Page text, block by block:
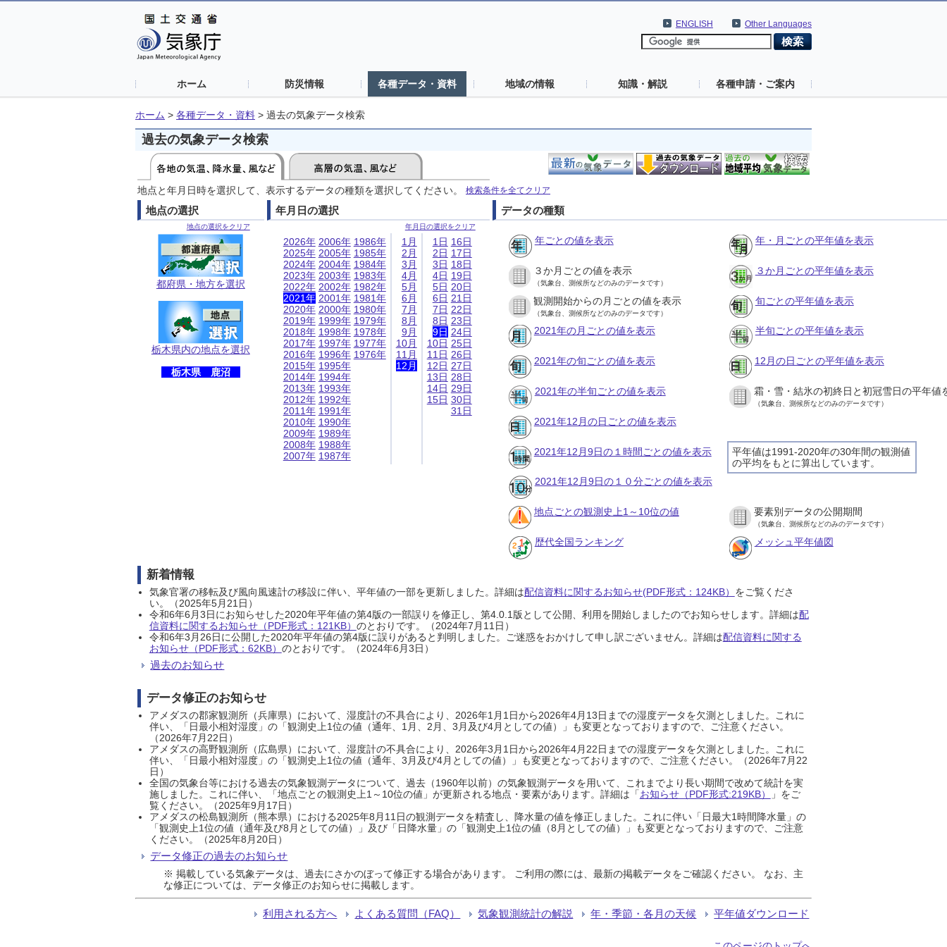
Other Languages
ENGLISH
ホーム 防災情報 各種データ・資料 地域の情報 知識・解説 各種申請・ご案内
ホーム > 各種データ・資料 > 過去の気象データ検索
過去の気象データ検索
地点と年月日時を選択して、表示するデータの種類を選択してください。 検索条件を全てクリア
地点の選択
地点の選択をクリア
都府県・地方を選択
栃木県内の地点を選択
栃木県 鹿沼
年月日の選択
年月日の選択をクリア
2026年
2025年
2024年
2023年
2022年
2021年
2020年
2019年
2018年
2017年
2016年
2015年
2014年
2013年
2012年
2011年
2010年
2009年
2008年
2007年
2006年
2005年
2004年
2003年
2002年
2001年
2000年
1999年
1998年
1997年
1996年
1995年
1994年
1993年
1992年
1991年
1990年
1989年
1988年
1987年
1986年
1985年
1984年
1983年
1982年
1981年
1980年
1979年
1978年
1977年
1976年
1月
2月
3月
4月
5月
6月
7月
8月
9月
10月
11月
12月
1日
2日
3日
4日
5日
6日
7日
8日
9日
10日
11日
12日
13日
14日
15日
16日
17日
18日
19日
20日
21日
22日
23日
24日
25日
26日
27日
28日
29日
30日
31日
データの種類
年ごとの値を表示 年・月ごとの平年値を表示
３か月ごとの値を表示
（気象台、測候所などのみのデータです）
３か月ごとの平年値を表示
観測開始からの月ごとの値を表示
（気象台、測候所などのみのデータです）
旬ごとの平年値を表示
2021年の月ごとの値を表示 半旬ごとの平年値を表示
2021年の旬ごとの値を表示 12月の日ごとの平年値を表示
2021年の半旬ごとの値を表示 霜・雪・結氷の初終日と初冠雪日の平年値
（気象台、測候所などのみのデータです）
2021年12月の日ごとの値を表示
平年値は1991-2020年の30年間の観測値
の平均をもとに算出しています。
2021年12月9日の１時間ごとの値を表示
2021年12月9日の１０分ごとの値を表示
地点ごとの観測史上1～10位の値 要素別データの公開期間
（気象台、測候所などのみのデータです）
歴代全国ランキング メッシュ平年値図
新着情報
気象官署の移転及び風向風速計の移設に伴い、平年値の一部を更新しました。詳細は配信資料に関するお知らせ(PDF形式：124KB） をご覧くださ
い。（2025年5月21日）
令和6年6月3日にお知らせした2020年平年値の第4版の一部誤りを修正し、第4.0.1版として公開、利用を開始しましたのでお知らせします。詳細は配
信資料に関するお知らせ（PDF形式：121KB） のとおりです。（2024年7月11日）
令和6年3月26日に公開した2020年平年値の第4版に誤りがあると判明しました。ご迷惑をおかけして申し訳ございません。詳細は配信資料に関する
お知らせ（PDF形式：62KB） のとおりです。（2024年6月3日）
過去のお知らせ
データ修正のお知らせ
アメダスの郡家観測所（兵庫県）において、湿度計の不具合により、2026年1月1日から2026年4月13日までの湿度データを欠測としました。これに
伴い、「日最小相対湿度」の「観測史上1位の値（通年、1月、2月、3月及び4月としての値）」も変更となっておりますので、ご注意ください。
（2026年7月22日）
アメダスの高野観測所（広島県）において、湿度計の不具合により、2026年3月1日から2026年4月22日までの湿度データを欠測としました。これに
伴い、「日最小相対湿度」の「観測史上1位の値（通年、3月及び4月としての値）」も変更となっておりますので、ご注意ください。（2026年7月22
日）
全国の気象台等における過去の気象観測データについて、過去（1960年以前）の気象観測データを用いて、これまでより長い期間で改めて統計を実
施しました。これに伴い、「地点ごとの観測史上1～10位の値」が更新される地点・要素があります。詳細は「お知らせ（PDF形式:219KB）
」をご
覧ください。（2025年9月17日）
アメダスの松島観測所（熊本県）における2025年8月11日の観測データを精査し、降水量の値を修正しました。これに伴い「日最大1時間降水量」の
「観測史上1位の値（通年及び8月としての値）」及び「日降水量」の「観測史上1位の値（8月としての値）」も変更となっておりますので、ご注意
ください。（2025年8月20日）
データ修正の過去のお知らせ
※ 掲載している気象データは、過去にさかのぼって修正する場合があります。 ご利用の際には、最新の掲載データをご確認ください。 なお、主
な修正については、データ修正のお知らせに掲載します。
利用される方へ よくある質問（FAQ） 気象観測統計の解説 年・季節・各月の天候 平年値ダウンロード